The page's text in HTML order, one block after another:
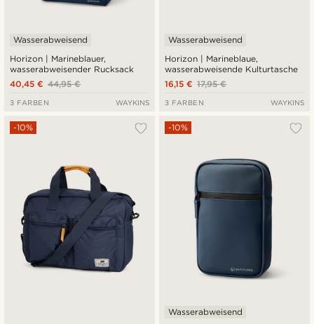
Horizon | Marineblauer,
wasserabweisender Rucksack
Wasserabweisend
44,95 €
40,45 €
3 FARBEN WAYKINS
Horizon | Marineblaue,
wasserabweisende Kulturtasche
Wasserabweisend
17,95 €
16,15 €
3 FARBEN WAYKINS
-10% -10%
Wasserabweisend